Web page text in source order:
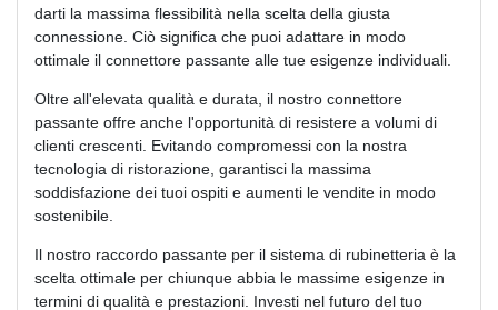
darti la massima flessibilità nella scelta della giusta
connessione. Ciò significa che puoi adattare in modo
ottimale il connettore passante alle tue esigenze individuali.
Oltre all'elevata qualità e durata, il nostro connettore
passante offre anche l'opportunità di resistere a volumi di
clienti crescenti. Evitando compromessi con la nostra
tecnologia di ristorazione, garantisci la massima
soddisfazione dei tuoi ospiti e aumenti le vendite in modo
sostenibile.
Il nostro raccordo passante per il sistema di rubinetteria è la
scelta ottimale per chiunque abbia le massime esigenze in
termini di qualità e prestazioni. Investi nel futuro del tuo